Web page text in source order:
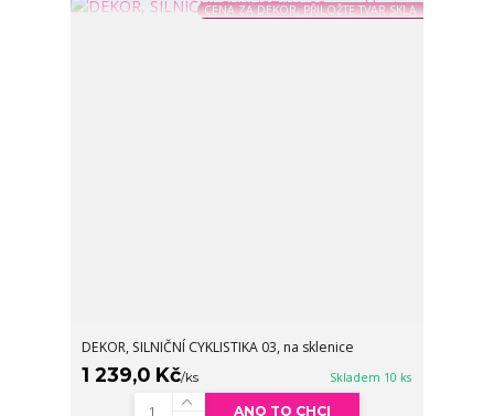
CENA ZA DEKOR, PŘILOŽTE TVAR SKLA
DEKOR, SILNIČNÍ CYKLISTIKA 03, na sklenice
1 239,0 Kč/ks Skladem 10 ks
ANO TO CHCI